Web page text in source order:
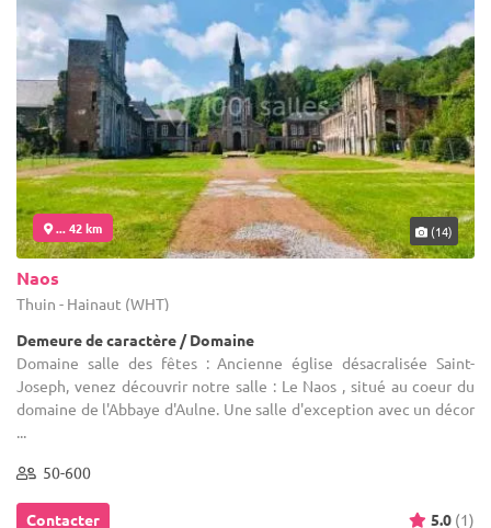
... 42 km (14)
Naos
Thuin - Hainaut (WHT)
Demeure de caractère / Domaine
Domaine salle des fêtes : Ancienne église désacralisée Saint-
Joseph, venez découvrir notre salle : Le Naos , situé au coeur du
domaine de l'Abbaye d'Aulne. Une salle d'exception avec un décor
50-600
Contacter 5.0 (1)